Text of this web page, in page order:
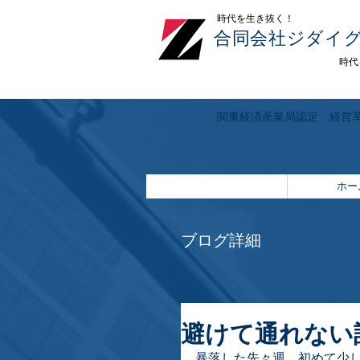
合同会社ジダイ
​時代を生き抜く！
時
関東経済産業局認定 経営
ホー
ブログ詳細
避けて通れな